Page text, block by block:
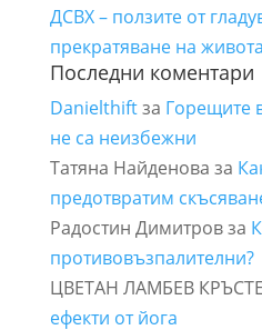
ДСВХ – ползите от
прекратяване на живота
Последни коментари
Danielthiftза Горещите
не са неизбежни
Татяна Найденова за
предотвратим
Радостин Димитровза
противовъзпалителни?
ЦВЕТАН ЛАМБЕВ
ефекти от йога